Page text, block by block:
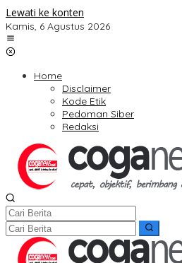
Lewati ke konten
Kamis, 6 Agustus 2026
Home
Disclaimer
Kode Etik
Pedoman Siber
Redaksi